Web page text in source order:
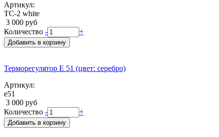
Артикул:
ТС-2 white
3 000 руб
Количество - +
Добавить в корзину
Терморегулятор Е 51 (цвет: серебро)
Артикул:
е51
3 000 руб
Количество - +
Добавить в корзину